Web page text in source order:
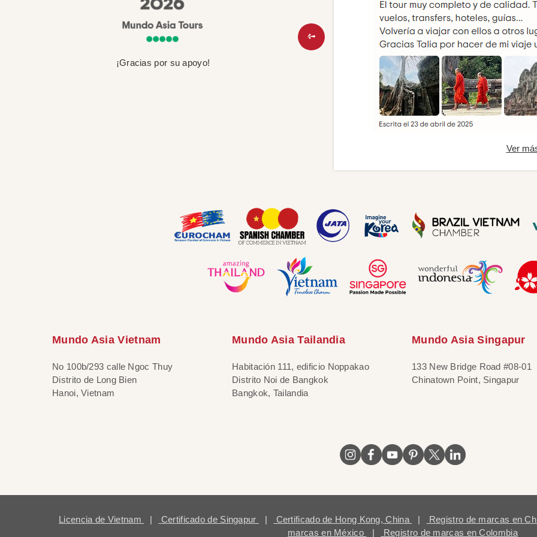
¡Gracias por su apoyo!
Ver
Mundo Asia Vietnam
No 100b/293 calle Ngoc Thuy
Distrito de Long Bien
Hanoi, Vietnam
Mundo Asia Tailandia
Habitación 111, edificio Noppakao
Distrito Noi de Bangkok
Bangkok, Tailandia
Mundo Asia Singapur
133 New Bridge Road #08-01
Chinatown Point, Singapur
Licencia de Vietnam | Certificado de Singapur | Certificado de Hong Kong, China |
Registro de marcas en
marcas en México
| Registro de marcas en Colombia